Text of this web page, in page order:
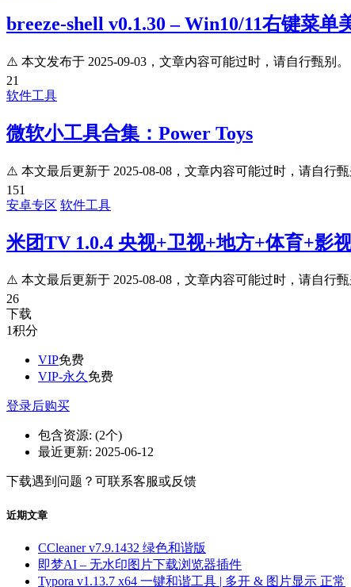
breeze-shell v0.1.30 – Win10/11右键菜单
⚠️ 本文发布于 2025-09-03，文章内容可能过时，请自行甄别
21
软件工具
微软小工具合集：Power Toys
⚠️ 本文最后更新于 2025-08-08，文章内容可能过时，请自行
151
安卓专区 软件工具
米团TV 1.0.4 央视+卫视+地方+体育+影
⚠️ 本文最后更新于 2025-08-08，文章内容可能过时，请自行
26
下载
1积分
VIP免费
VIP-永久免费
登录后购买
包含资源: (2个)
最近更新: 2025-06-12
下载遇到问题？可联系客服或反馈
近期文章
CCleaner v7.9.1432 绿色和谐版
即梦AI – 无水印图片下载浏览器插件
Typora v1.13.7 x64 一键和谐工具 | 多开 & 图片显示 正常